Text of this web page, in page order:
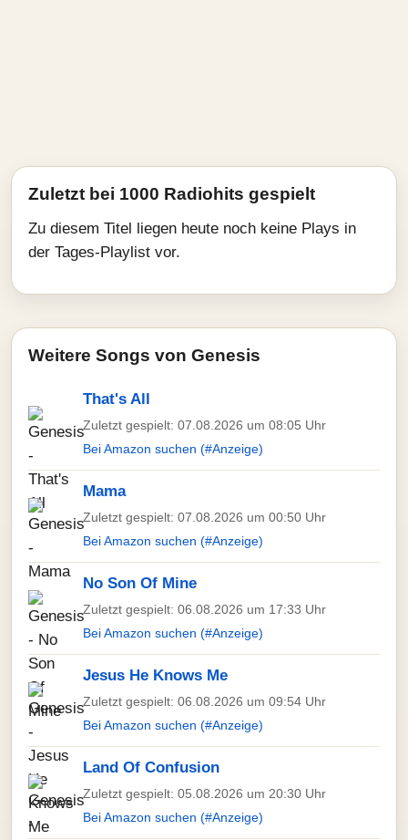
Zuletzt bei 1000 Radiohits gespielt
Zu diesem Titel liegen heute noch keine Plays in
der Tages-Playlist vor.
Weitere Songs von Genesis
That's All
Zuletzt gespielt: 07.08.2026 um 08:05 Uhr
Bei Amazon suchen (#Anzeige)
Mama
Zuletzt gespielt: 07.08.2026 um 00:50 Uhr
Bei Amazon suchen (#Anzeige)
No Son Of Mine
Zuletzt gespielt: 06.08.2026 um 17:33 Uhr
Bei Amazon suchen (#Anzeige)
Jesus He Knows Me
Zuletzt gespielt: 06.08.2026 um 09:54 Uhr
Bei Amazon suchen (#Anzeige)
Land Of Confusion
Zuletzt gespielt: 05.08.2026 um 20:30 Uhr
Bei Amazon suchen (#Anzeige)